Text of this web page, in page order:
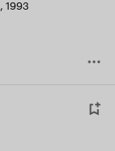
, 1993